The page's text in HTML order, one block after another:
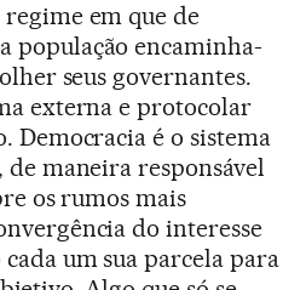
em que de
população encaminha-
seus governantes.
externa e protocolar
Democracia é o sistema
de maneira responsável
os rumos mais
do interesse
um sua parcela para